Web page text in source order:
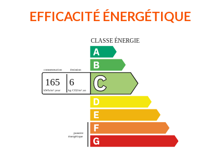
EFFICACITÉ ÉNERGÉTIQUE